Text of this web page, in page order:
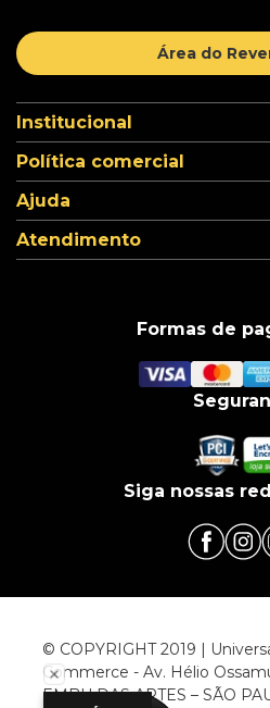
Área do
Institucional
Política comercial
Ajuda
Atendimento
Formas de
Siga nossas
© COPYRIGHT 2019 |
Commerce - Av. Hélio
EMBU DAS ARTES – SÃO